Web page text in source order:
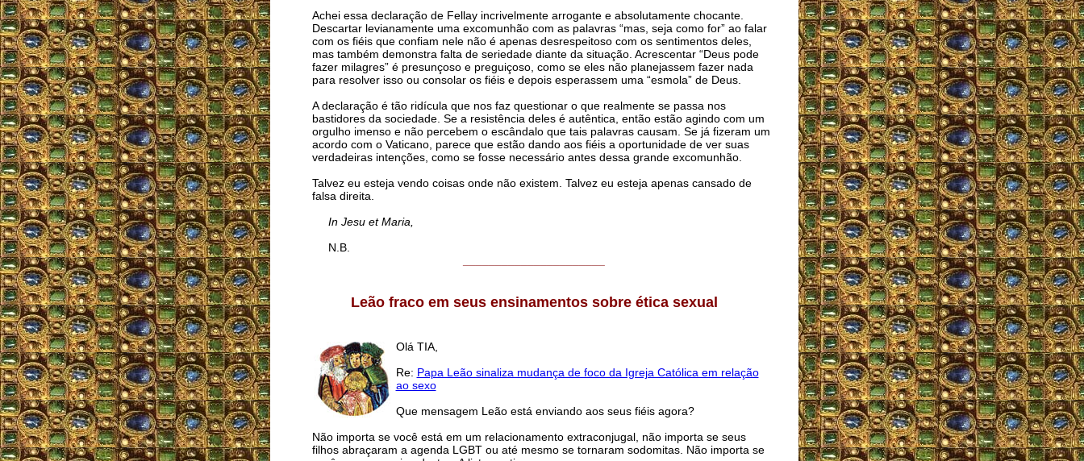
Achei essa declaração de Fellay incrivelmente arrogante e absolutamente chocante.
Descartar levianamente uma excomunhão com as palavras “mas, seja como for” ao falar
com os fiéis que confiam nele não é apenas desrespeitoso com os sentimentos deles,
mas também demonstra falta de seriedade diante da situação. Acrescentar “Deus pode
fazer milagres” é presunçoso e preguiçoso, como se eles não planejassem fazer nada
para resolver isso ou consolar os fiéis e depois esperassem uma “esmola” de Deus.
A declaração é tão ridícula que nos faz questionar o que realmente se passa nos
bastidores da sociedade. Se a resistência deles é autêntica, então estão agindo com um
orgulho imenso e não percebem o escândalo que tais palavras causam. Se já fizeram um
acordo com o Vaticano, parece que estão dando aos fiéis a oportunidade de ver suas
verdadeiras intenções, como se fosse necessário antes dessa grande excomunhão.
Talvez eu esteja vendo coisas onde não existem. Talvez eu esteja apenas cansado de
falsa direita.
In Jesu et Maria,
N.B.
Leão fraco em seus ensinamentos sobre ética sexual
Olá TIA,
Re: Papa Leão sinaliza mudança de foco da Igreja Católica em relação
ao sexo
Que mensagem Leão está enviando aos seus fiéis agora?
Não importa se você está em um relacionamento extraconjugal, não importa se seus
filhos abraçaram a agenda LGBT ou até mesmo se tornaram sodomitas. Não importa se